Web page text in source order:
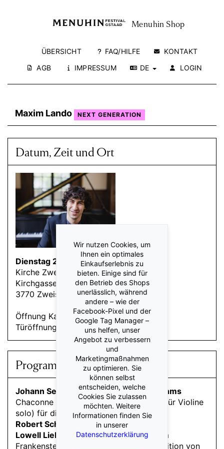
ÜBERSICHT FAQ/HILFE
KONTAKT
AGB
IMPRESSUM DE LOGIN
Menuhin Shop
Maxim Lando NEXT GENERATION
Datum, Zeit und Ort
Dienstag 21. Juli 2026 19:30
Kirche Zweisimmen
Kirchgasse
3770 Zweisimmen
Öffnung Kasse: 18:30 Uhr
Türöffnung: 19:00 Uhr
Programm
Johann Sebastian Bach, Johannes Brahms
Chaconne aus der Partita Nr. 2 d-Moll (für Violine
solo) für die linke Hand allein bearbeitet
Robert Schumann
Carnaval op. 9
Lowell Liebermann«Three Dances from
Frankenstein» op. 140 (Auftragskomposition von
Wir nutzen Cookies, um
Ihnen ein optimales
Einkaufserlebnis zu
bieten. Einige sind für
den Betrieb des Shops
unerlässlich, während
andere – wie der
Facebook-Pixel und der
Google Tag Manager –
uns helfen, unser
Angebot zu verbessern
und
Marketingmaßnahmen
zu optimieren. Sie
können selbst
entscheiden, welche
Cookies Sie zulassen
möchten. Weitere
Informationen finden Sie
in unserer
Datenschutzerklärung